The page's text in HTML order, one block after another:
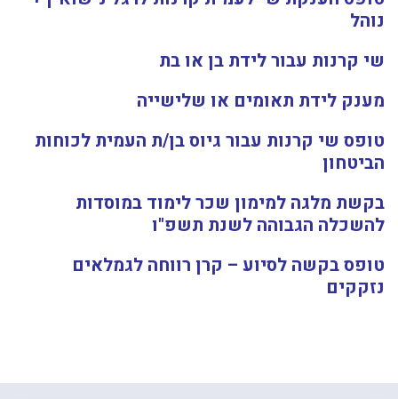
נוהל
שי קרנות עבור לידת בן או בת
מענק לידת תאומים או שלישייה
טופס שי קרנות עבור גיוס בן/ת העמית לכוחות
הביטחון
בקשת מלגה למימון שכר לימוד במוסדות
להשכלה הגבוהה לשנת תשפ"ו
טופס בקשה לסיוע – קרן רווחה לגמלאים
נזקקים